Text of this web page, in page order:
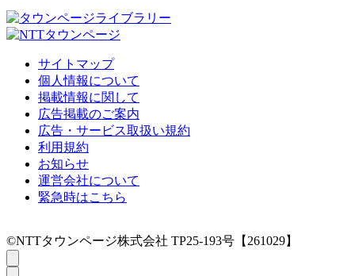
サイトマップ
個人情報について
掲載情報に関して
広告掲載のご案内
広告・サービス取扱い規約
利用規約
お知らせ
運営会社について
緊急時はこちら
©NTTタウンページ株式会社 TP25-193号【261029】